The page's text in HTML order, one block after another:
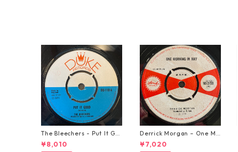
The Bleechers - Put It Go
od 【7-21637】
¥8,010
Derrick Morgan – One Mo
rning In May【7-21653】
¥7,020